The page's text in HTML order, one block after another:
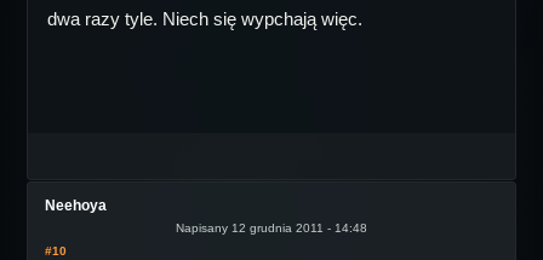
dwa razy tyle. Niech się wypchają więc.
Neehoya
Napisany 12 grudnia 2011 - 14:48
#10